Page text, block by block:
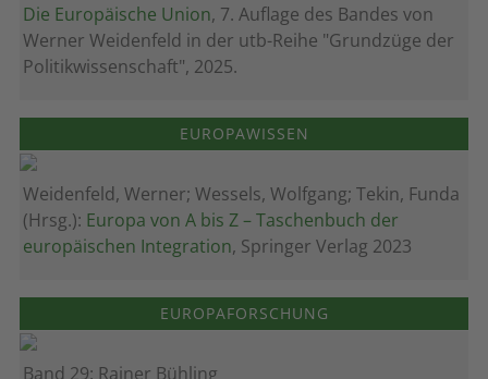
Die Europäische Union, 7. Auflage des Bandes von
Werner Weidenfeld in der utb-Reihe "Grundzüge der
Politikwissenschaft", 2025.
EUROPAWISSEN
Weidenfeld, Werner; Wessels, Wolfgang; Tekin, Funda
(Hrsg.): Europa von A bis Z – Taschenbuch der
europäischen Integration, Springer Verlag 2023
EUROPAFORSCHUNG
Band 29: Rainer Bühling